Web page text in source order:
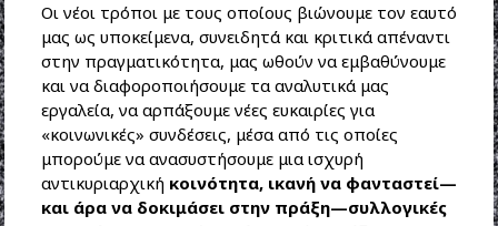
Οι νέοι τρόποι με τους οποίους βιώνουμε τον εαυτό
μας ως υποκείμενα, συνειδητά και κριτικά απέναντι
στην πραγματικότητα, μας ωθούν να εμβαθύνουμε
και να διαφοροποιήσουμε τα αναλυτικά μας
εργαλεία, να αρπάξουμε νέες ευκαιρίες για
«κοινωνικές» συνδέσεις, μέσα από τις οποίες
μπορούμε να ανασυστήσουμε μια ισχυρή
αντικυριαρχική κοινότητα, ικανή να φανταστεί—
και άρα να δοκιμάσει στην πράξη—συλλογικές